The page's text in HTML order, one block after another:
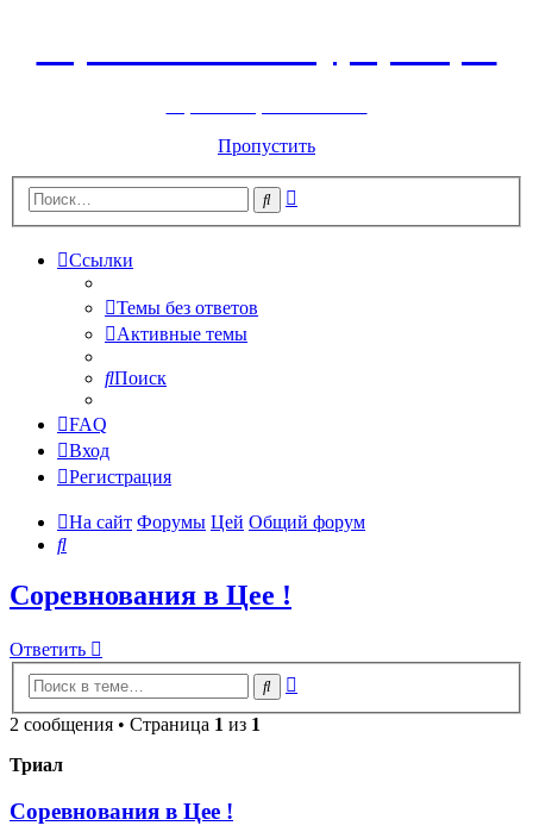
Пропустить
Поиск
Ссылки
Темы без ответов
Активные темы
Поиск
FAQ
Вход
Регистрация
На сайт Форумы Цей Общий форум
Поиск
Соревнования в Цее !
Ответить
Поиск
2 сообщения • Страница 1 из 1
Триал
Соревнования в Цее !